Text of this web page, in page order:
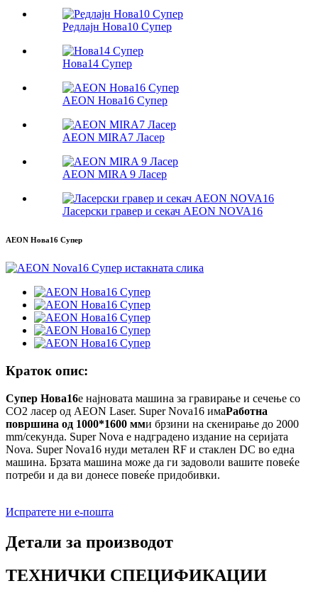
Редлајн Нова10 Супер
Нова14 Супер
AEON Нова16 Супер
AEON MIRA7 Ласер
AEON MIRA 9 Ласер
Ласерски гравер и секач AEON NOVA16
AEON Нова16 Супер
Краток опис:
Супер Нова16е најновата машина за гравирање и сечење со
CO2 ласер од AEON Laser. Super Nova16 имаРаботна
површина од 1000*1600 мми брзини на скенирање до 2000
mm/секунда. Super Nova е надградено издание на серијата
Nova. Super Nova16 нуди метален RF и стаклен DC во една
машина. Брзата машина може да ги задоволи вашите повеќе
потреби и да ви донесе повеќе придобивки.
Испратете ни е-пошта
Детали за производот
ТЕХНИЧКИ СПЕЦИФИКАЦИИ